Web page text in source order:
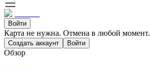
Войти
Карта не нужна. Отмена в любой момент.
Создать аккаунт Войти
Обзор